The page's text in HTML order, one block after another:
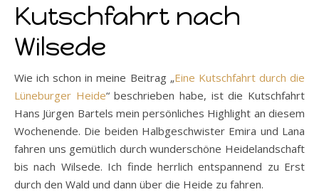
Kutschfahrt nach
Wilsede
Wie ich schon in meine Beitrag „Eine Kutschfahrt durch die
Lüneburger Heide“ beschrieben habe, ist die Kutschfahrt
Hans Jürgen Bartels mein persönliches Highlight an diesem
Wochenende. Die beiden Halbgeschwister Emira und Lana
fahren uns gemütlich durch wunderschöne Heidelandschaft
bis nach Wilsede. Ich finde herrlich entspannend zu Erst
durch den Wald und dann über die Heide zu fahren.